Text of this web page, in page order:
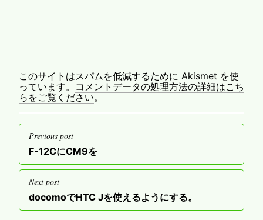
このサイトはスパムを低減するために Akismet を使
っています。 コメントデータの処理方法の詳細はこち
らをご覧ください。
投
稿
ナ
ビ
ゲ
ー
Previous post
Previous
F-12CにCM9を
Next post
Next
docomoでHTC Jを使えるようにする。